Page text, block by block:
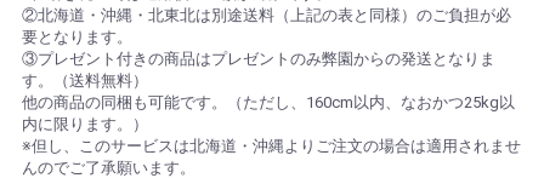
②北海道・沖縄・北東北は別途送料（上記の表と同様）のご負担が必
要となります。
③プレゼント付きの商品はプレゼントのみ弊園からの発送となりま
す。（送料無料）
他の商品の同梱も可能です。（ただし、160cm以内、なおかつ25kg以
内に限ります。）
※但し、このサービスは北海道・沖縄よりご注文の場合は適用されませ
んのでご了承願います。